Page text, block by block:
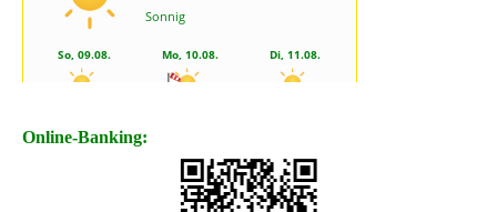
Online-Banking: